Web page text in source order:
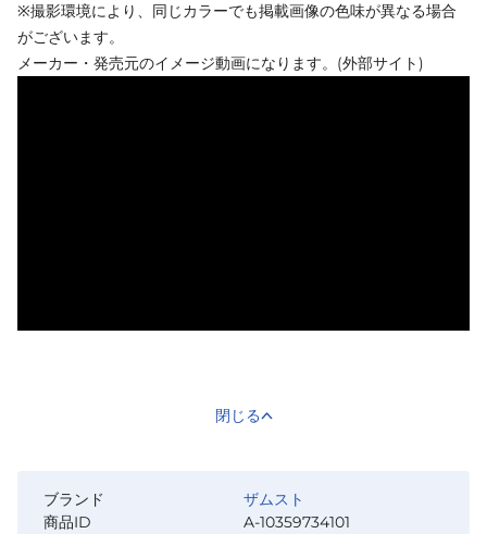
※撮影環境により、同じカラーでも掲載画像の色味が異なる場合
がございます。
メーカー・発売元のイメージ動画になります。(外部サイト)
閉じる
ブランド
ザムスト
商品ID
A-10359734101